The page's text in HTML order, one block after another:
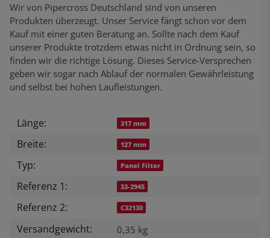
Wir von Pipercross Deutschland sind von unseren
Produkten überzeugt. Unser Service fängt schon vor dem
Kauf mit einer guten Beratung an. Sollte nach dem Kauf
unserer Produkte trotzdem etwas nicht in Ordnung sein, so
finden wir die richtige Lösung. Dieses Service-Versprechen
geben wir sogar nach Ablauf der normalen Gewährleistung
und selbst bei hohen Laufleistungen.
Produkteigenschaft
Wert
Länge: 317 mm
Breite: 127 mm
Typ: Panel Filter
Referenz 1: 33-2945
Referenz 2: C32130
Versandgewicht: 0,35 kg